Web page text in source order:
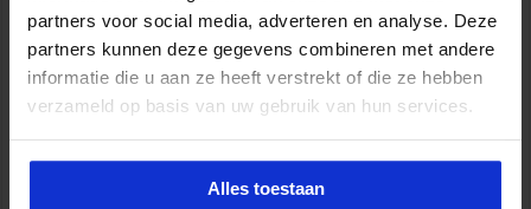
partners voor social media, adverteren en analyse. Deze
partners kunnen deze gegevens combineren met andere
informatie die u aan ze heeft verstrekt of die ze hebben
verzameld op basis van uw gebruik van hun services.
Alles toestaan
OM legt record aan beslag crimineel geld